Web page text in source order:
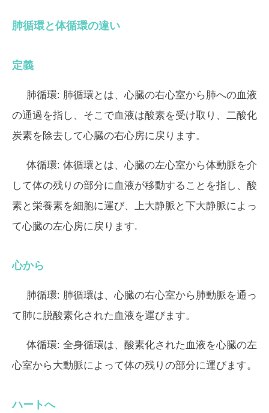
肺循環と体循環の違い
定義
肺循環: 肺循環とは、心臓の右心室から肺への血液
の通過を指し、そこで血液は酸素を受け取り、二酸化
炭素を除去して心臓の右心房に戻ります。
体循環: 体循環とは、心臓の左心室から体動脈を介
して体の残りの部分に血液が移動することを指し、酸
素と栄養素を細胞に運び、上大静脈と下大静脈によっ
て心臓の左心房に戻ります.
心から
肺循環: 肺循環は、心臓の右心室から肺動脈を通っ
て肺に脱酸素化された血液を運びます。
体循環: 全身循環は、酸素化された血液を心臓の左
心室から大動脈によって体の残りの部分に運びます。
ハートへ